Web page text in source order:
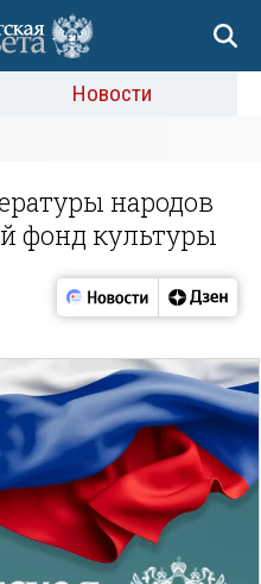
Новости
народов
фонд культуры